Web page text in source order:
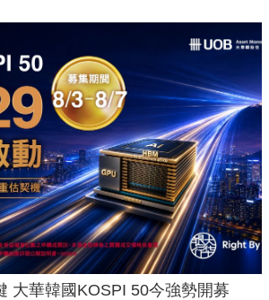
大華韓國KOSPI 50今強勢開募